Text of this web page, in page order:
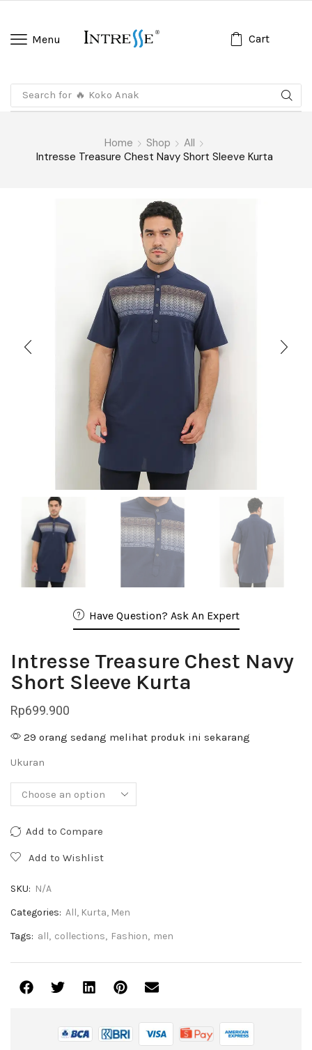
Menu Cart
Search for 🔥 Koko Anak
Home Shop
All
Intresse Treasure Chest Navy Short Sleeve Kurta
Have Question? Ask An Expert
Intresse Treasure Chest Navy
Short Sleeve Kurta
Rp699.900
29 orang sedang melihat produk ini sekarang
Ukuran
Add to Compare
Add to Wishlist
SKU: N/A
Categories: All, Kurta, Men
Tags: all, collections, Fashion, men